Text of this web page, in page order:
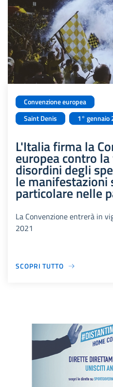
Convenzione europea
Saint Denis
1° gennaio
L'Italia firma la
europea contro
disordini degli
le manifestazioni
particolare nelle
La Convenzione entrerà in
2021
SCOPRI TUTTO